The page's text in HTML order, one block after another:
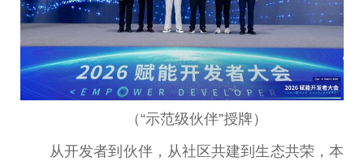
（“示范级伙伴”授牌）
从开发者到伙伴，从社区共建到生态共荣，本